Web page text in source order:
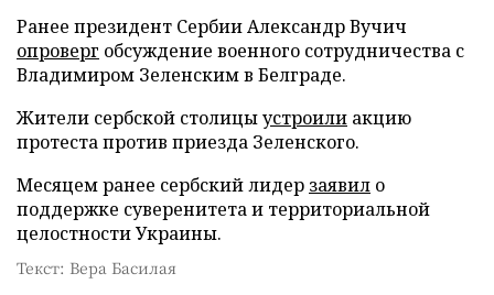
Ранее президент Сербии Александр Вучич
опроверг обсуждение военного сотрудничества с
Владимиром Зеленским в Белграде.
Жители сербской столицыустроили акцию
протеста против приезда Зеленского.
Месяцем ранее сербский лидер заявил о
поддержке суверенитета и территориальной
целостности Украины.
Текст: Вера Басилая